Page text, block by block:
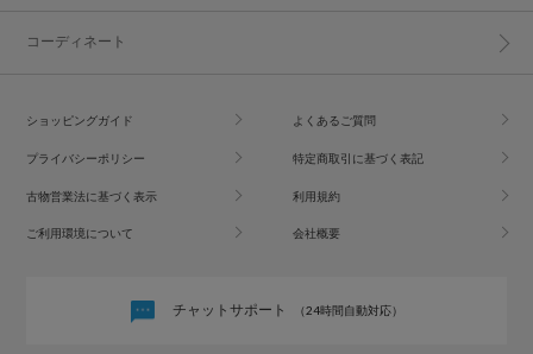
コーディネート
ショッピングガイド よくあるご質問
プライバシーポリシー 特定商取引に基づく表記
古物営業法に基づく表示 利用規約
ご利用環境について 会社概要
チャットサポート （24時間自動対応）